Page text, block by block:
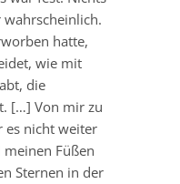
hatte,
wie mit
die
[…] Von mir zu
es nicht weiter
Füßen
Sternen in der